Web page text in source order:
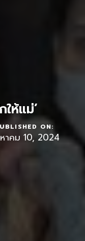
ห้แม่’
ON:
าคม 10, 2024